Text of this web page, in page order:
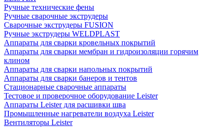
Ручные технические фены
Ручные сварочные экструдеры
Сварочные экструдеры FUSION
Ручные экструдеры WELDPLAST
Аппараты для сварки кровельных покрытий
Аппараты для сварки мембран и гидроизоляции горячим
клином
Аппараты для сварки напольных покрытий
Аппараты для сварки банеров и тентов
Стационарные сварочные аппараты
Тестовое и проверочное оборудование Leister
Аппараты Leister для расшивки шва
Промышленные нагреватели воздуха Leister
Вентиляторы Leister